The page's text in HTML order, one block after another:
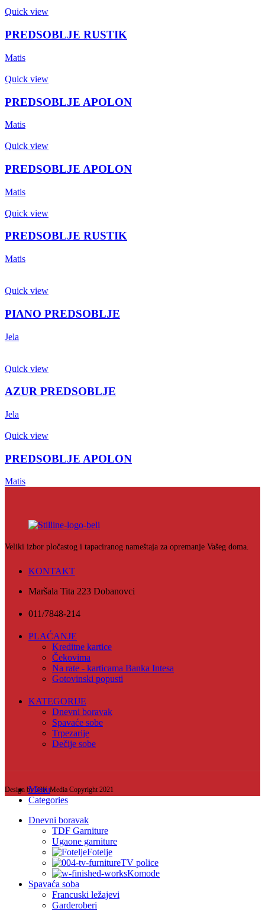
Quick view
PREDSOBLJE RUSTIK
Matis
Quick view
PREDSOBLJE APOLON
Matis
Quick view
PREDSOBLJE APOLON
Matis
Quick view
PREDSOBLJE RUSTIK
Matis
Quick view
PIANO PREDSOBLJE
Jela
Quick view
AZUR PREDSOBLJE
Jela
Quick view
PREDSOBLJE APOLON
Matis
Veliki izbor pločastog i tapaciranog nameštaja za opremanje Vašeg doma.
KONTAKT
Maršala Tita 223 Dobanovci
011/7848-214
PLAĆANJE
Kreditne kartice
Čekovima
Na rate - karticama Banka Intesa
Gotovinski popusti
KATEGORIJE
Dnevni boravak
Spavaće sobe
Trpezarije
Dečije sobe
Design by 38K Media Copyright 2021
Menu
Categories
Dnevni boravak
TDF Garniture
Ugaone garniture
Fotelje
TV police
Komode
Spavaća soba
Francuski ležajevi
Garderoberi